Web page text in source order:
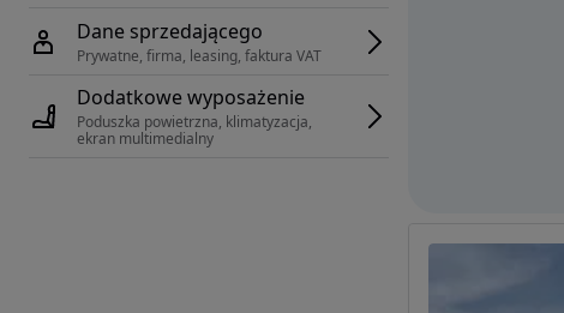
Dane sprzedającego
Prywatne, firma, leasing, faktura VAT
Dodatkowe wyposażenie
Poduszka powietrzna, klimatyzacja,
ekran multimedialny